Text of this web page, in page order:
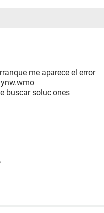
me aparece el error
buscar soluciones